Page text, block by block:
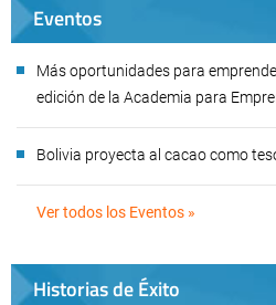
Eventos
Más oportunidades para
edición de la Academia para
Bolivia proyecta al cacao como
Ver todos los Eventos »
Historias de Éxito